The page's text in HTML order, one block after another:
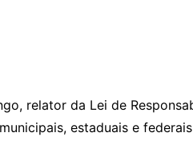
relator da Lei de
estaduais e